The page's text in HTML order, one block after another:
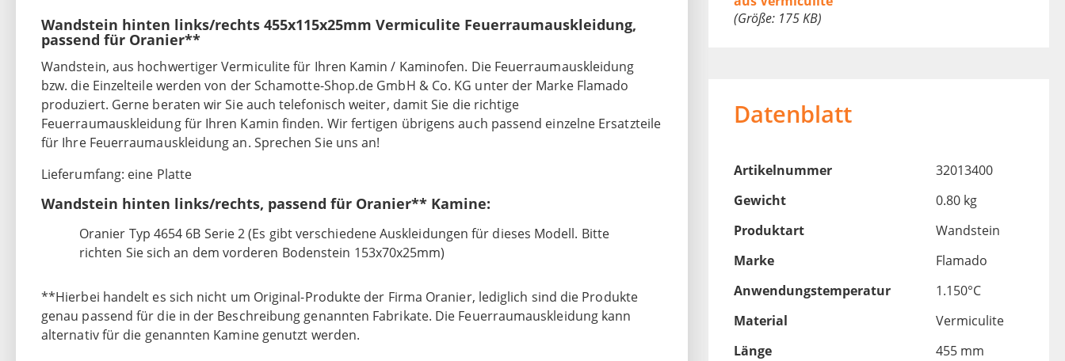
Wandstein hinten links/rechts 455x115x25mm Vermiculite Feuerraumauskleidung,
passend für Oranier**
Wandstein, aus hochwertiger Vermiculite für Ihren Kamin / Kaminofen. Die Feuerraumauskleidung
bzw. die Einzelteile werden von der Schamotte-Shop.de GmbH & Co. KG unter der Marke Flamado
produziert. Gerne beraten wir Sie auch telefonisch weiter, damit Sie die richtige
Feuerraumauskleidung für Ihren Kamin finden. Wir fertigen übrigens auch passend einzelne Ersatzteile
für Ihre Feuerraumauskleidung an. Sprechen Sie uns an!
Lieferumfang: eine Platte
Wandstein hinten links/rechts, passend für Oranier** Kamine:
Oranier Typ 4654 6B Serie 2 (Es gibt verschiedene Auskleidungen für dieses Modell. Bitte
richten Sie sich an dem vorderen Bodenstein 153x70x25mm)
**Hierbei handelt es sich nicht um Original-Produkte der Firma Oranier, lediglich sind die Produkte
genau passend für die in der Beschreibung genannten Fabrikate. Die Feuerraumauskleidung kann
alternativ für die genannten Kamine genutzt werden.
(Größe: 175 KB)
Datenblatt
Artikelnummer
32013400
Gewicht
0.80 kg
Produktart
Wandstein
Marke
Flamado
Anwendungstemperatur
1.150°C
Material
Vermiculite
Länge
455 mm